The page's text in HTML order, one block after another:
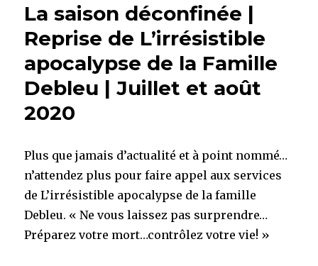
La saison déconfinée |
Reprise de L’irrésistible
apocalypse de la Famille
Debleu | Juillet et août
2020
Plus que jamais d’actualité et à point nommé…
n’attendez plus pour faire appel aux services
de L’irrésistible apocalypse de la famille
Debleu. « Ne vous laissez pas surprendre…
Préparez votre mort…contrôlez votre vie! »